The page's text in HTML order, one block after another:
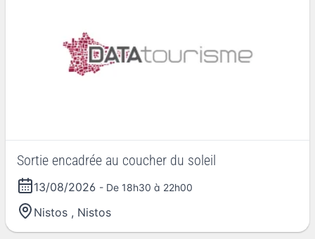
Sortie encadrée au coucher du soleil
13/08/2026 - De 18h30 à 22h00
Nistos , Nistos